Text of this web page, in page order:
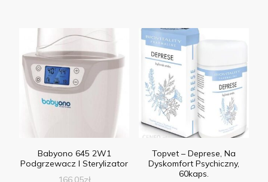
Babyono 645 2W1
Podgrzewacz I Sterylizator
Topvet – Deprese, Na
Dyskomfort Psychiczny,
60kaps.